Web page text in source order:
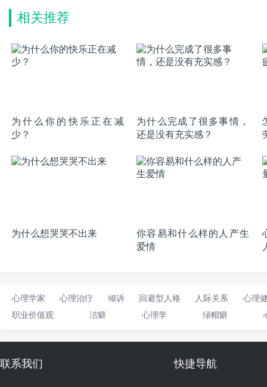
相关推荐
为什么你的快乐正在减
少？
为什么完成了很多事情，
还是没有充实感？
为什么想哭哭不出来
你容易和什么样的人产生
爱情
心理学家 心理治疗 倾诉 回避型人格 人际关系
心理
职业价值观
洁癖 心理学 绿帽癖
联系我们 快捷导航